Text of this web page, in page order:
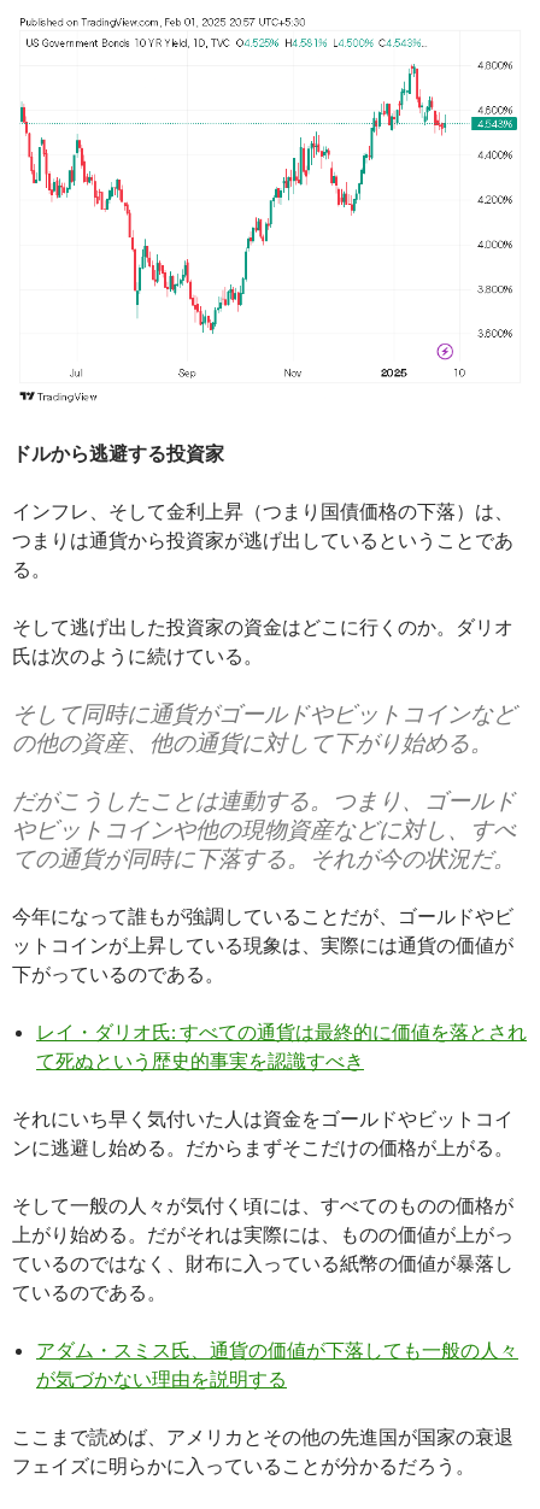
ドルから逃避する投資家
インフレ、そして金利上昇（つまり国債価格の下落）は、
つまりは通貨から投資家が逃げ出しているということであ
る。
そして逃げ出した投資家の資金はどこに行くのか。ダリオ
氏は次のように続けている。
そして同時に通貨がゴールドやビットコインなど
の他の資産、他の通貨に対して下がり始める。
だがこうしたことは連動する。つまり、ゴールド
やビットコインや他の現物資産などに対し、すべ
ての通貨が同時に下落する。それが今の状況だ。
今年になって誰もが強調していることだが、ゴールドやビ
ットコインが上昇している現象は、実際には通貨の価値が
下がっているのである。
レイ・ダリオ氏: すべての通貨は最終的に価値を落とされ
て死ぬという歴史的事実を認識すべき
それにいち早く気付いた人は資金をゴールドやビットコイ
ンに逃避し始める。だからまずそこだけの価格が上がる。
そして一般の人々が気付く頃には、すべてのものの価格が
上がり始める。だがそれは実際には、ものの価値が上がっ
ているのではなく、財布に入っている紙幣の価値が暴落し
ているのである。
アダム・スミス氏、通貨の価値が下落しても一般の人々
が気づかない理由を説明する
ここまで読めば、アメリカとその他の先進国が国家の衰退
フェイズに明らかに入っていることが分かるだろう。